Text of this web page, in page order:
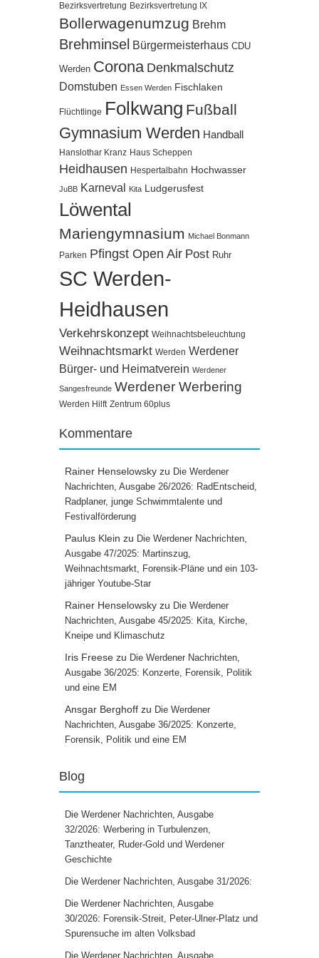
Bezirksvertretung Bezirksvertretung IX
Bollerwagenumzug Brehm
Brehminsel Bürgermeisterhaus CDU
Werden Corona Denkmalschutz
Domstuben Essen Werden Fischlaken
Flüchtlinge Folkwang Fußball
Gymnasium Werden Handball
Hanslothar Kranz Haus Scheppen
Heidhausen Hespertalbahn Hochwasser
JuBB Karneval Kita Ludgerusfest
Löwental
Mariengymnasium Michael Bonmann
Parken Pfingst Open Air Post Ruhr
SC Werden-
Heidhausen
Verkehrskonzept Weihnachtsbeleuchtung
Weihnachtsmarkt Werden Werdener
Bürger- und Heimatverein Werdener
Sangesfreunde Werdener Werbering
Werden Hilft Zentrum 60plus
Kommentare
Rainer Henselowsky zu Die Werdener
Nachrichten, Ausgabe 26/2026: RadEntscheid,
Radplaner, junge Schwimmtalente und
Festivalförderung
Paulus Klein zu Die Werdener Nachrichten,
Ausgabe 47/2025: Martinszug,
Weihnachtsmarkt, Forensik-Pläne und ein 103-
jähriger Youtube-Star
Rainer Henselowsky zu Die Werdener
Nachrichten, Ausgabe 45/2025: Kita, Kirche,
Kneipe und Klimaschutz
Iris Freese zu Die Werdener Nachrichten,
Ausgabe 36/2025: Konzerte, Forensik, Politik
und eine EM
Ansgar Berghoff zu Die Werdener
Nachrichten, Ausgabe 36/2025: Konzerte,
Forensik, Politik und eine EM
Blog
Die Werdener Nachrichten, Ausgabe
32/2026: Werbering in Turbulenzen,
Tanztheater, Ruder-Gold und Werdener
Geschichte
Die Werdener Nachrichten, Ausgabe 31/2026:
Die Werdener Nachrichten, Ausgabe
30/2026: Forensik-Streit, Peter-Ulner-Platz und
Spurensuche im alten Volksbad
Die Werdener Nachrichten, Ausgabe